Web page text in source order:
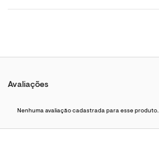
Avaliações
Nenhuma avaliação cadastrada para esse produto.